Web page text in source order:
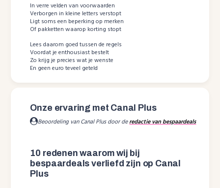
In verre velden van voorwaarden
Verborgen in kleine letters verstopt
Ligt soms een beperking op merken
Of pakketten waarop korting stopt
Lees daarom goed tussen de regels
Voordat je enthousiast bestelt
Zo krijg je precies wat je wenste
En geen euro teveel geteld
Onze ervaring met Canal Plus
Beoordeling van Canal Plus door deredactie van bespaardeals
10 redenen waarom wij bij
bespaardeals verliefd zijn op Canal
Plus